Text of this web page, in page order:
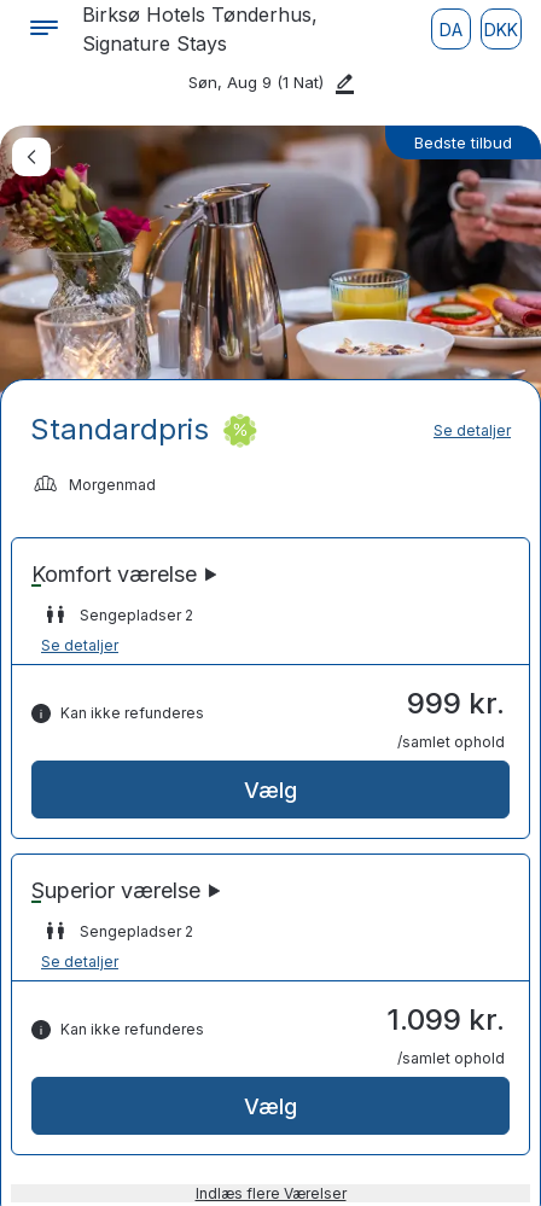
Birksø Hotels Tønderhus,
Signature Stays
DA DKK
Søn, Aug 9 (1 Nat)
Bedste tilbud
Standardpris Se detaljer
Morgenmad
Sengepladser 2
Se detaljer
Kan ikke refunderes 999 kr.
/samlet ophold
Vælg
Sengepladser 2
Se detaljer
Kan ikke refunderes 1.099 kr.
/samlet ophold
Vælg
Indlæs flere Værelser